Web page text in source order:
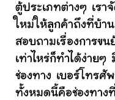
ตู้ประเภทต่างๆ เรา
ใหม่ให้ลูกค้าถึงที่บ้า
สอบถามเรื่องการข
เท่าไหร่ก็ทำได้ง่ายๆ
ช่องทาง เบอร์โทร
ทั้งหมดนี้คือช่องทาง